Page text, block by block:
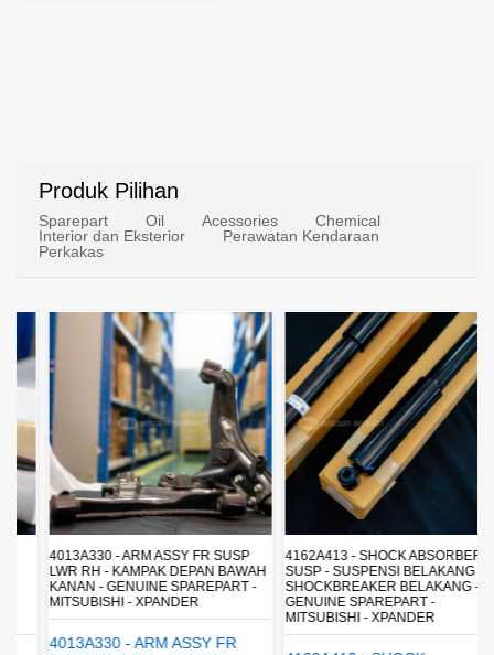
Produk Pilihan
Sparepart Oil Acessories
Chemical
Interior dan Eksterior
Perawatan Kendaraan
Perkakas
4013A330 - ARM ASSY FR SUSP
LWR RH - KAMPAK DEPAN BAWAH
KANAN - GENUINE SPAREPART -
MITSUBISHI - XPANDER
4013A330 - ARM ASSY FR
4162A413 - SHOCK ABSORBER RR
SUSP - SUSPENSI BELAKANG -
SHOCKBREAKER BELAKANG -
GENUINE SPAREPART -
MITSUBISHI - XPANDER